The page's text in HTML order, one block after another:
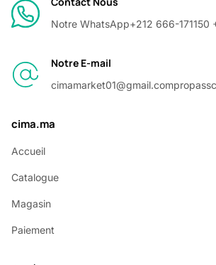
Notre WhatsApp+212 666-
Notre E-mail
cimamarket01@gmail.com
cima.ma
Accueil
Catalogue
Magasin
Paiement